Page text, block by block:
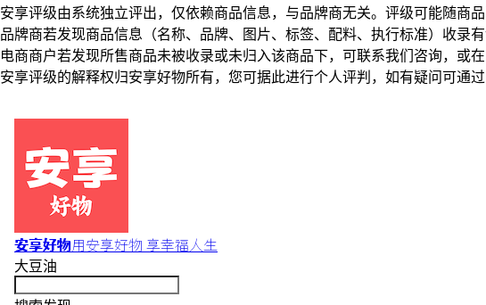
安享评级由系统独立评出，仅依赖商品信息， 与品牌商无关。评级可能随商
品牌商若发现商品信息（名称、品牌、图片、标签、配料、执行标准）收录
电商商户若发现所售商品未被收录或未归入该商品下，可联系我们咨询，或
安享评级的解释权归安享好物所有，您可据此进行个人评判，如有疑问可通过
安享好物用安享好物 享幸福人生
大豆油